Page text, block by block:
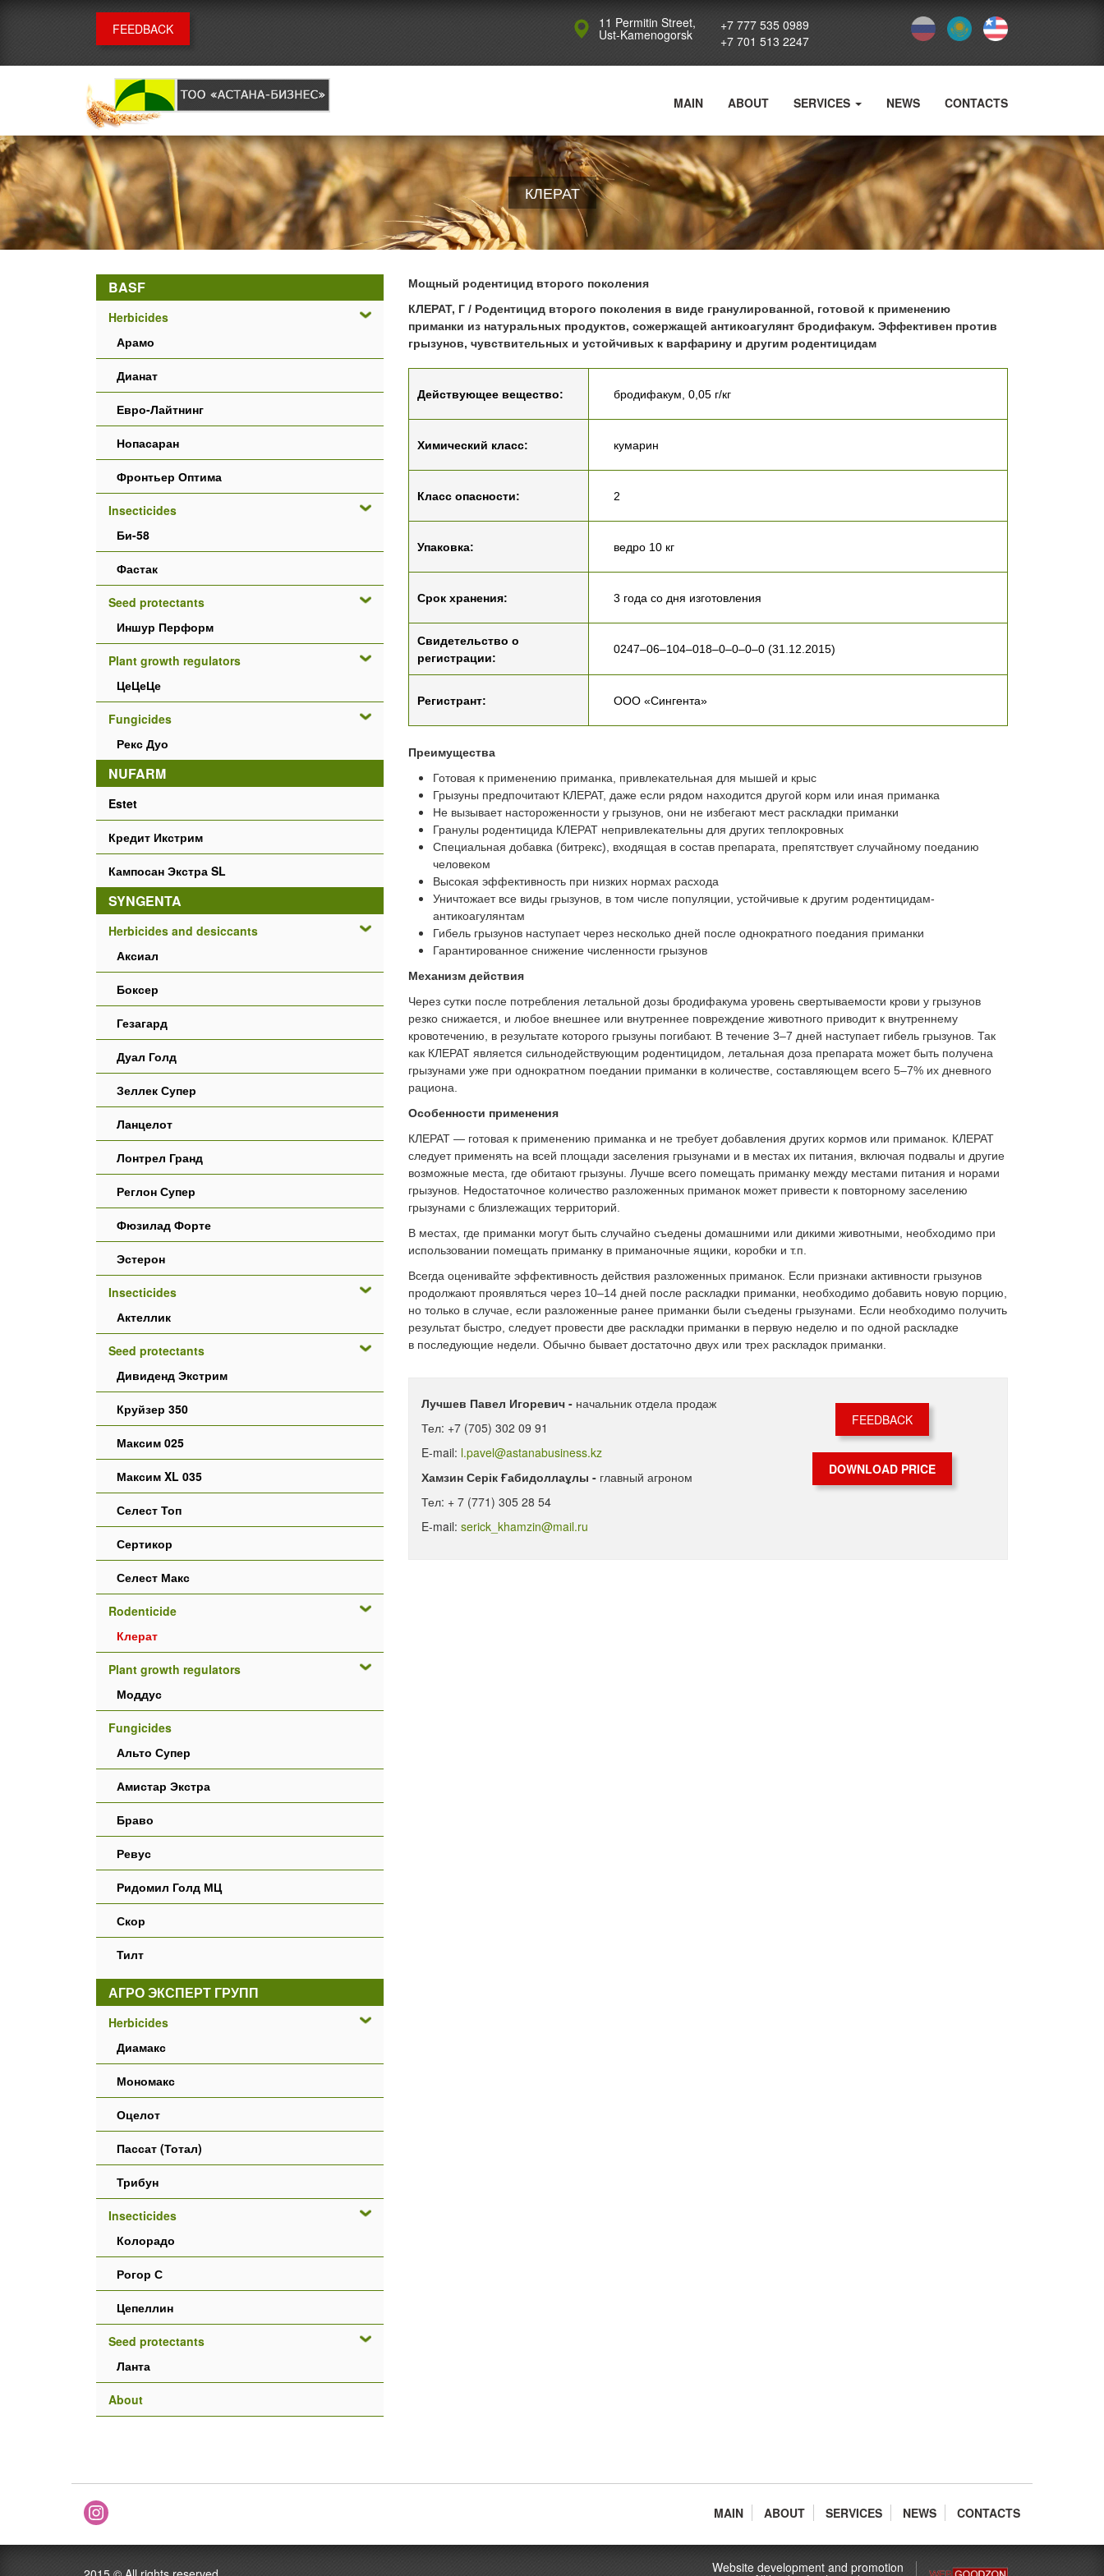
FEEDBACK
11 Permitin Street,
Ust-Kamenogorsk
+7 777 535 0989
+7 701 513 2247
MAIN ABOUT SERVICES NEWS CONTACTS
КЛЕРАТ
BASF
Herbicides
Арамо
Дианат
Евро-Лайтнинг
Нопасаран
Фронтьер Оптима
Insecticides
Би-58
Фастак
Seed protectants
Иншур Перформ
Plant growth regulators
ЦеЦеЦе
Fungicides
Рекс Дуо
NUFARM
Estet
Кредит Икстрим
Кампосан Экстра SL
SYNGENTA
Herbicides and desiccants
Аксиал
Боксер
Гезагард
Дуал Голд
Зеллек Супер
Ланцелот
Лонтрел Гранд
Реглон Супер
Фюзилад Форте
Эстерон
Insecticides
Актеллик
Seed protectants
Дивиденд Экстрим
Круйзер 350
Максим 025
Максим XL 035
Селест Топ
Сертикор
Селест Макс
Rodenticide
Клерат
Plant growth regulators
Моддус
Fungicides
Альто Супер
Амистар Экстра
Браво
Ревус
Ридомил Голд МЦ
Скор
Тилт
АГРО ЭКСПЕРТ ГРУПП
Herbicides
Диамакс
Мономакс
Оцелот
Пассат (Тотал)
Трибун
Insecticides
Колорадо
Рогор С
Цепеллин
Seed protectants
Ланта
About
Мощный родентицид второго поколения
КЛЕРАТ, Г / Родентицид второго поколения в виде гранулированной, готовой к применению
приманки из натуральных продуктов, сожержащей антикоагулянт бродифакум. Эффективен против
грызунов, чувствительных и устойчивых к варфарину и другим родентицидам
Действующее вещество: бродифакум, 0,05 г/кг
Химический класс: кумарин
Класс опасности: 2
Упаковка: ведро 10 кг
Срок хранения: 3 года со дня изготовления
Свидетельство о
регистрации:
0247–06–104–018–0–0–0–0 (31.12.2015)
Регистрант: ООО «Сингента»
Преимущества
Готовая к применению приманка, привлекательная для мышей и крыс
Грызуны предпочитают КЛЕРАТ, даже если рядом находится другой корм или иная приманка
Не вызывает настороженности у грызунов, они не избегают мест раскладки приманки
Гранулы родентицида КЛЕРАТ непривлекательны для других теплокровных
Специальная добавка (битрекс), входящая в состав препарата, препятствует случайному поеданию
человеком
Высокая эффективность при низких нормах расхода
Уничтожает все виды грызунов, в том числе популяции, устойчивые к другим родентицидам-
антикоагулянтам
Гибель грызунов наступает через несколько дней после однократного поедания приманки
Гарантированное снижение численности грызунов
Механизм действия
Через сутки после потребления летальной дозы бродифакума уровень свертываемости крови у грызунов
резко снижается, и любое внешнее или внутреннее повреждение животного приводит к внутреннему
кровотечению, в результате которого грызуны погибают. В течение 3–7 дней наступает гибель грызунов. Так
как КЛЕРАТ является сильнодействующим родентицидом, летальная доза препарата может быть получена
грызунами уже при однократном поедании приманки в количестве, составляющем всего 5–7% их дневного
рациона.
Особенности применения
КЛЕРАТ — готовая к применению приманка и не требует добавления других кормов или приманок. КЛЕРАТ
следует применять на всей площади заселения грызунами и в местах их питания, включая подвалы и другие
возможные места, где обитают грызуны. Лучше всего помещать приманку между местами питания и норами
грызунов. Недостаточное количество разложенных приманок может привести к повторному заселению
грызунами с близлежащих территорий.
В местах, где приманки могут быть случайно съедены домашними или дикими животными, необходимо при
использовании помещать приманку в приманочные ящики, коробки и т.п.
Всегда оценивайте эффективность действия разложенных приманок. Если признаки активности грызунов
продолжают проявляться через 10–14 дней после раскладки приманки, необходимо добавить новую порцию,
но только в случае, если разложенные ранее приманки были съедены грызунами. Если необходимо получить
результат быстро, следует провести две раскладки приманки в первую неделю и по одной раскладке
в последующие недели. Обычно бывает достаточно двух или трех раскладок приманки.
Лучшев Павел Игоревич - начальник отдела продаж
Тел: +7 (705) 302 09 91
E-mail: l.pavel@astanabusiness.kz
Хамзин Серік Ғабидоллаұлы - главный агроном
Тел: + 7 (771) 305 28 54
E-mail: serick_khamzin@mail.ru
FEEDBACK
DOWNLOAD PRICE
menu
MAIN ABOUT SERVICES NEWS CONTACTS
Website development and promotion